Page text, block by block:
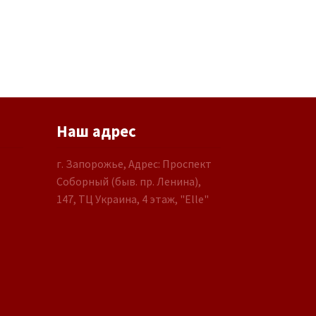
Наш адрес
г. Запорожье, Адрес: Проспект
Соборный (быв. пр. Ленина),
147, ТЦ Украина, 4 этаж, "Elle"